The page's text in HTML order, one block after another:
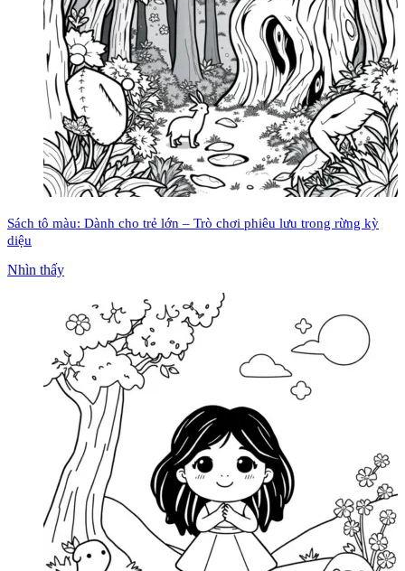
Sách tô màu: Dành cho trẻ lớn – Trò chơi phiêu lưu trong rừng kỳ
diệu
Nhìn thấy